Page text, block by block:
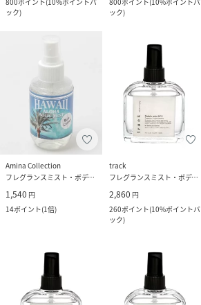
ック)
ック)
Amina Collection
フレグランスミスト・ボディミスト
1,540 円
14ポイント(1倍)
track
フレグランスミスト・ボディミスト
2,860 円
260ポイント(10%ポイントバ
ック)